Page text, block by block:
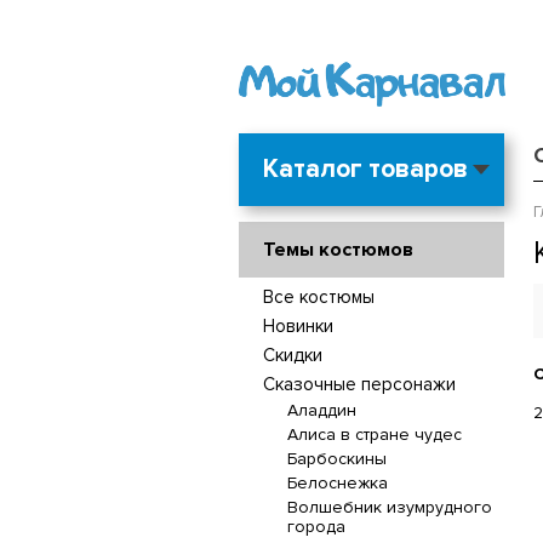
Каталог товаров
Темы костюмов
Все костюмы
Новинки
Скидки
Сказочные персонажи
Аладдин
Алиса в стране чудес
Барбоскины
Белоснежка
Волшебник изумрудного
города